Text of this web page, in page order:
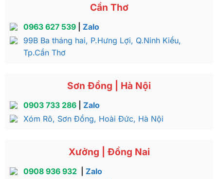
Cần Thơ
0963 627 539| Zalo
99B Ba tháng hai, P.Hưng Lợi, Q.Ninh Kiều,
Tp.Cần Thơ
Sơn Đồng | Hà Nội
0903 733 286| Zalo
Xóm Rô, Sơn Đồng, Hoài Đức, Hà Nội
Xưởng | Đồng Nai
0908 936 932
Zalo